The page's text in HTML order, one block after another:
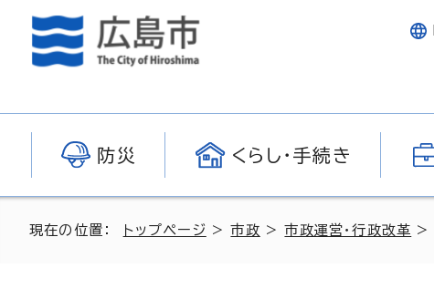
防災 くらし・手続き
現在の位置： トップページ >市政 >市政運営・行政改革 >